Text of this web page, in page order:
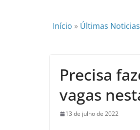
Início » Últimas Noticias
Precisa
vagas
13 de julho de 2022